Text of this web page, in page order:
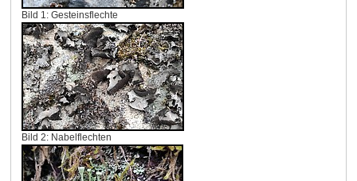
Bild 1: Gesteinsflechte
Bild 2: Nabelflechten